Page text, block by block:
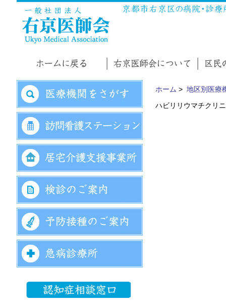
ホーム > 地区別医療
ハビリリウマチクリ